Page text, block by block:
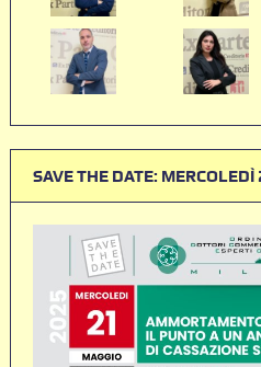
SAVE THE DATE: